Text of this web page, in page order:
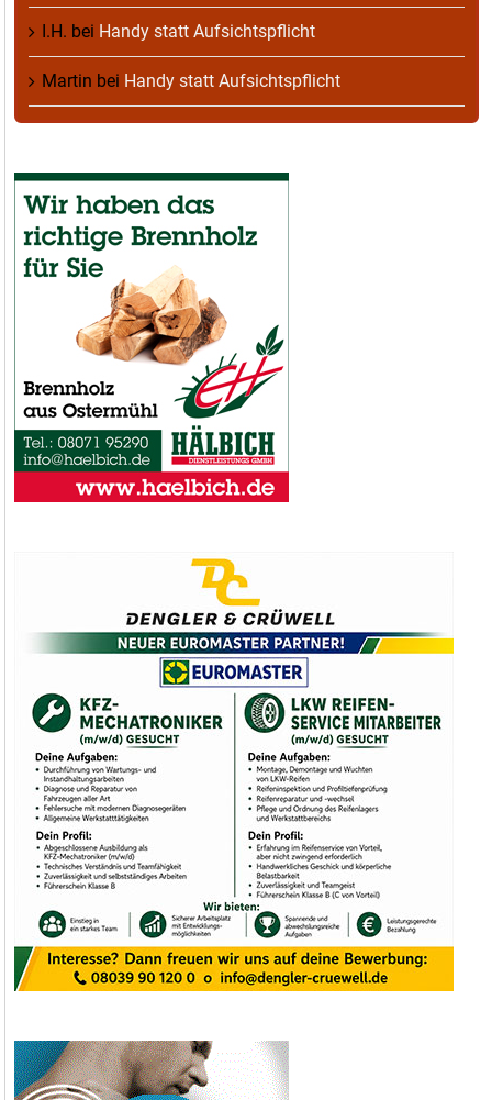
I.H. bei Handy statt Aufsichtspflicht
Martin bei Handy statt Aufsichtspflicht